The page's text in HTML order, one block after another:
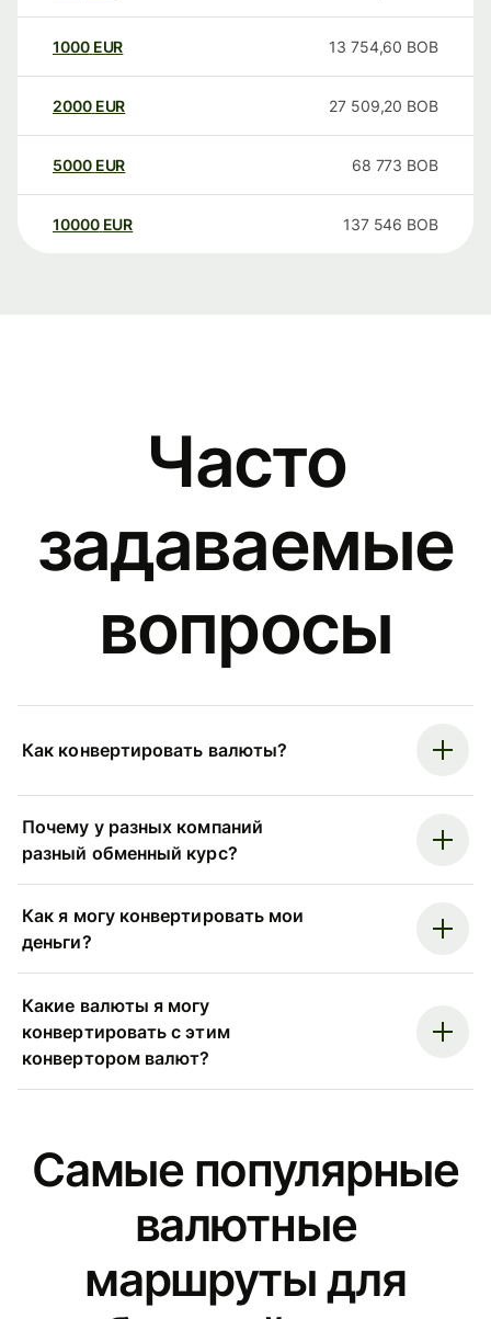
1000 EUR 13 754,60 BOB
2000 EUR 27 509,20 BOB
5000 EUR 68 773 BOB
10000 EUR 137 546 BOB
Часто
задаваемые
вопросы
Как конвертировать валюты?
Почему у разных компаний
разный обменный курс?
Как я могу конвертировать мои
деньги?
Какие валюты я могу
конвертировать с этим
конвертором валют?
Самые популярные
валютные
маршруты для